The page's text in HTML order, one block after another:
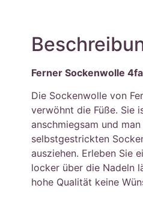
Ferner Sockenwolle
Die Sockenwolle von
verwöhnt die Füße. Sie
anschmiegsam und
selbstgestrickten
ausziehen. Erleben Sie
locker über die Nadeln
hohe Qualität keine